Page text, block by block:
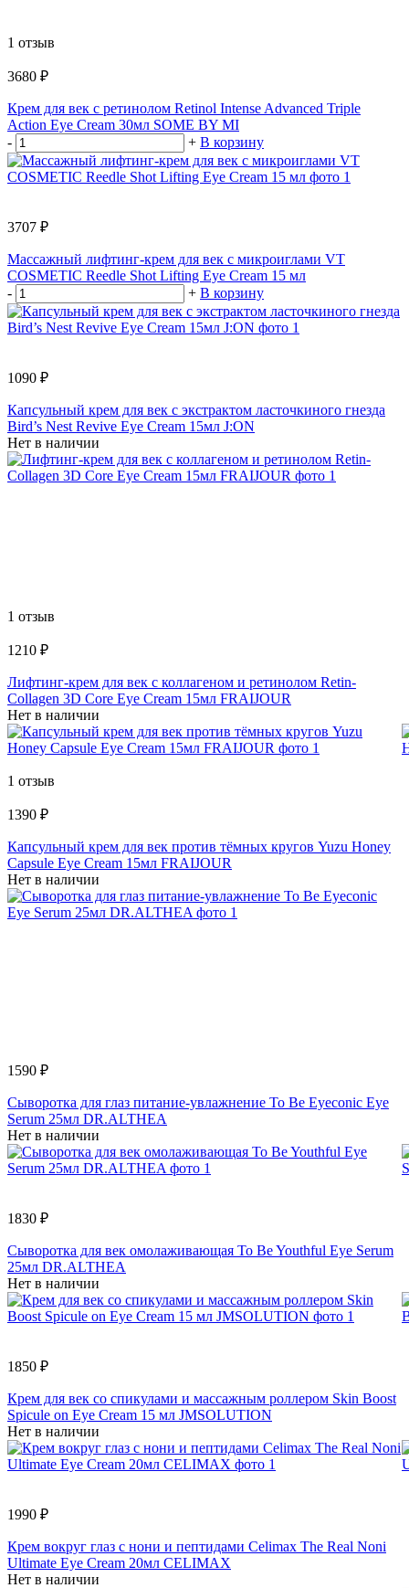
1 отзыв
3680 ₽
Крем для век с ретинолом Retinol Intense Advanced Triple
Action Eye Cream 30мл SOME BY MI
-
+ В корзину
3707 ₽
Массажный лифтинг-крем для век с микроиглами VT
COSMETIC Reedle Shot Lifting Eye Cream 15 мл
-
+ В корзину
1090 ₽
Капсульный крем для век с экстрактом ласточкиного гнезда
Bird’s Nest Revive Eye Cream 15мл J:ON
Нет в наличии
1 отзыв
1210 ₽
Лифтинг-крем для век c коллагеном и ретинолом Retin-
Collagen 3D Core Eye Cream 15мл FRAIJOUR
Нет в наличии
1 отзыв
1390 ₽
Капсульный крем для век против тёмных кругов Yuzu Honey
Capsule Eye Cream 15мл FRAIJOUR
Нет в наличии
1590 ₽
Сыворотка для глаз питание-увлажнение To Be Eyeconic Eye
Serum 25мл DR.ALTHEA
Нет в наличии
1830 ₽
Сыворотка для век омолаживающая To Be Youthful Eye Serum
25мл DR.ALTHEA
Нет в наличии
1850 ₽
Крем для век со спикулами и массажным роллером Skin Boost
Spicule on Eye Cream 15 мл JMSOLUTION
Нет в наличии
1990 ₽
Крем вокруг глаз с нони и пептидами Celimax The Real Noni
Ultimate Eye Cream 20мл CELIMAX
Нет в наличии